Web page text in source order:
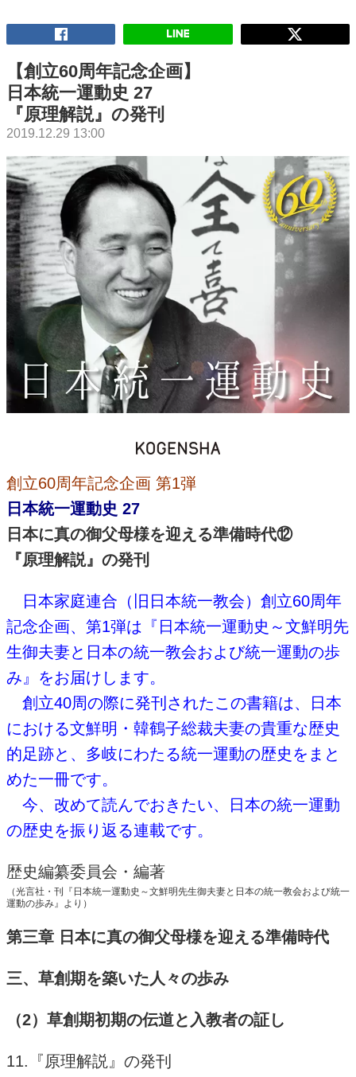
【創立60周年記念企画】
日本統一運動史 27
『原理解説』の発刊
2019.12.29 13:00
創立60周年記念企画 第1弾
日本統一運動史 27
日本に真の御父母様を迎える準備時代⑫
『原理解説』の発刊
日本家庭連合（旧日本統一教会）創立60周年
記念企画、第1弾は『日本統一運動史～文鮮明先
生御夫妻と日本の統一教会および統一運動の歩
み』をお届けします。
創立40周の際に発刊されたこの書籍は、日本
における文鮮明・韓鶴子総裁夫妻の貴重な歴史
的足跡と、多岐にわたる統一運動の歴史をまと
めた一冊です。
今、改めて読んでおきたい、日本の統一運動
の歴史を振り返る連載です。
歴史編纂委員会・編著
（光言社・刊『日本統一運動史～文鮮明先生御夫妻と日本の統一教会および統一
運動の歩み』より）
第三章 日本に真の御父母様を迎える準備時代
三、草創期を築いた人々の歩み
（2）草創期初期の伝道と入教者の証し
11.『原理解説』の発刊